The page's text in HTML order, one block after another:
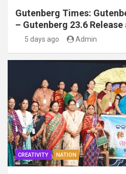
Gutenberg Times:
– Gutenberg 23.6 Release
5 days ago Admin
CREATIVITY NATION